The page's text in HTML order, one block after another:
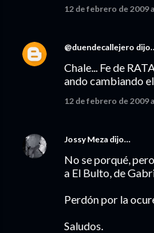
12 de febrero de 2009
@duendecallejero
Chale... Fe de
ando cambiando
12 de febrero de 2009
Jossy Meza dijo…
No se porqué,
a El Bulto, de
Perdón por la
Saludos.